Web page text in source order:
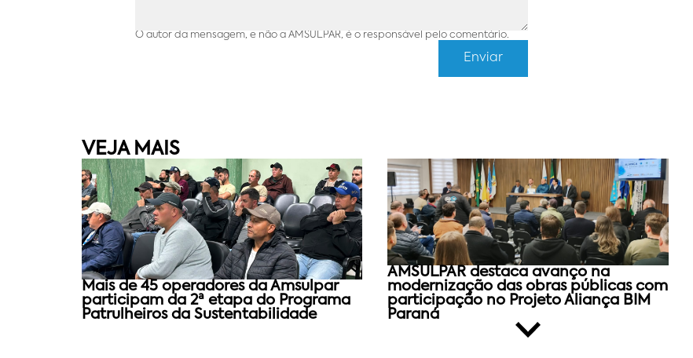
O autor da mensagem, e não a AMSULPAR, é o responsável pelo comentário.
VEJA MAIS
Mais de 45 operadores da Amsulpar
participam da 2ª etapa do Programa
Patrulheiros da Sustentabilidade
AMSULPAR destaca avanço na
modernização das obras públicas com
participação no Projeto Aliança BIM
Paraná